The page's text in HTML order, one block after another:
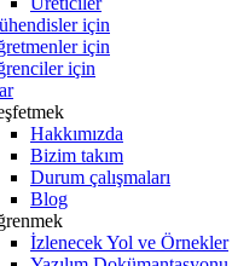
için
için
için
Hakkımızda
Bizim takım
Durum çalışmaları
Blog
İzlenecek Yol ve Örnekler